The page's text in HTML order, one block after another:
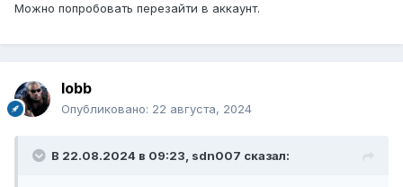
Можно попробовать перезайти в аккаунт.
lobb
Опубликовано: 22 августа, 2024
В 22.08.2024 в 09:23, sdn007 сказал: